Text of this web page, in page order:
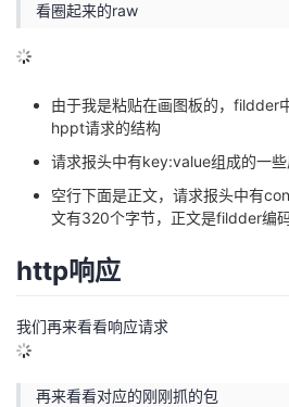
看圈起来的raw
由于我是粘贴在画图板的，fildder
hppt请求的结构
请求报头中有key:value组成的一些
空行下面是正文，请求报头中有
文有320个字节，正文是fildder编
http响应
我们再来看看响应请求
再来看看对应的刚刚抓的包